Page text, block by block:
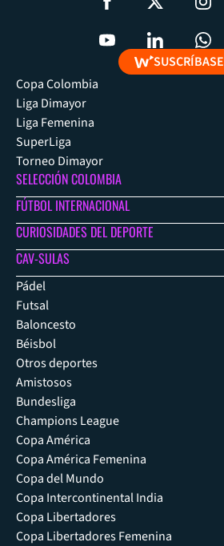
SUSCRÍBASE
Copa Colombia
Liga Dimayor
Liga Femenina
SuperLiga
Torneo Dimayor
SELECCIÓN COLOMBIA
FÚTBOL INTERNACIONAL
CURIOSIDADES DEL DEPORTE
CAV-SULAS
Pádel
Futsal
Baloncesto
Béisbol
Otros deportes
Amistosos
Bundesliga
Champions League
Copa América
Copa América Femenina
Copa del Mundo
Copa Intercontinental India
Copa Libertadores
Copa Libertadores Femenina